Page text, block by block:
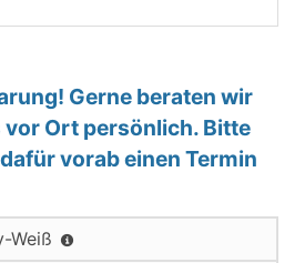
Gerne beraten wir
vor Ort persönlich. Bitte
vorab einen Termin
Weiß